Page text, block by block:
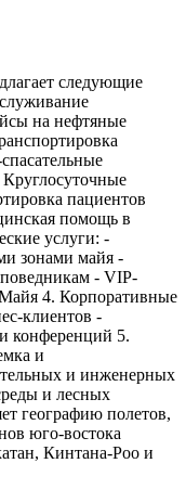
следующие
на нефтяные
пациентов
помощь в
услуги: -
зонами майя -
- VIP-
4. Корпоративные
клиентов -
конференций 5.
и
и инженерных
и лесных
географию полетов,
юго-востока
Кинтана-Роо и